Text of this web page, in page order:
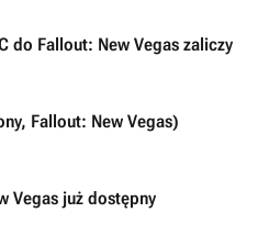
do Fallout: New Vegas zaliczy
Fallout: New Vegas)
Vegas już dostępny